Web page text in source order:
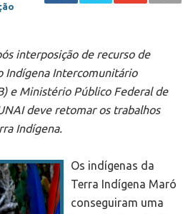
interposição de recurso de
Indígena Intercomunitário
e Ministério Público Federal de
deve retomar os trabalhos
Indígena.
Os indígenas da
Terra Indígena Maró
conseguiram uma